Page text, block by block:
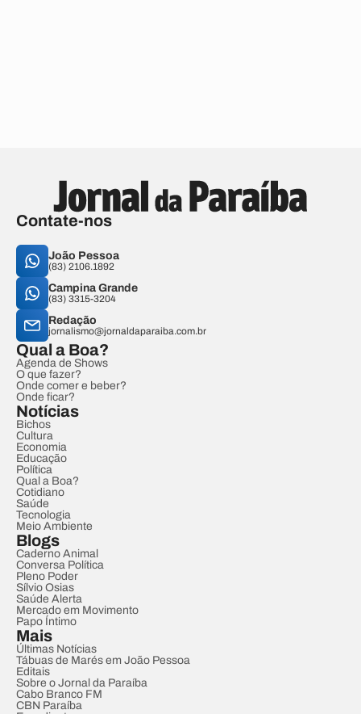
Contate-nos
João Pessoa
(83) 2106.1892
Campina Grande
(83) 3315-3204
Redação
jornalismo@jornaldaparaiba.com.br
Qual a Boa?
Agenda de Shows
O que fazer?
Onde comer e beber?
Onde ficar?
Notícias
Bichos
Cultura
Economia
Educação
Política
Qual a Boa?
Cotidiano
Saúde
Tecnologia
Meio Ambiente
Blogs
Caderno Animal
Conversa Política
Pleno Poder
Sílvio Osias
Saúde Alerta
Mercado em Movimento
Papo Íntimo
Mais
Últimas Notícias
Tábuas de Marés em João Pessoa
Editais
Sobre o Jornal da Paraíba
Cabo Branco FM
CBN Paraíba